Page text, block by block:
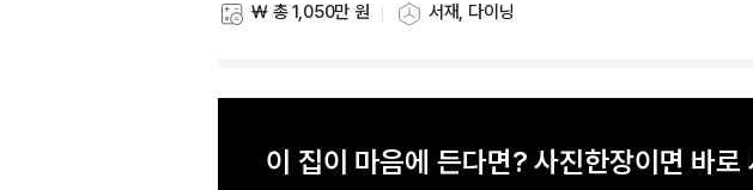
스타일링 비용
₩ 총 1,050만 원
스타일링 공간
서재, 다이닝
이 집이 마음에 든다면? 사진한장이면 바로